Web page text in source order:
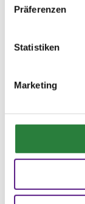
Präferenzen
Statistiken
Marketing
150,00 €
Preisgeld
LKL/Art
1 2 3 4 5 LP
09.11.2025
(v)
3.
250,00 €